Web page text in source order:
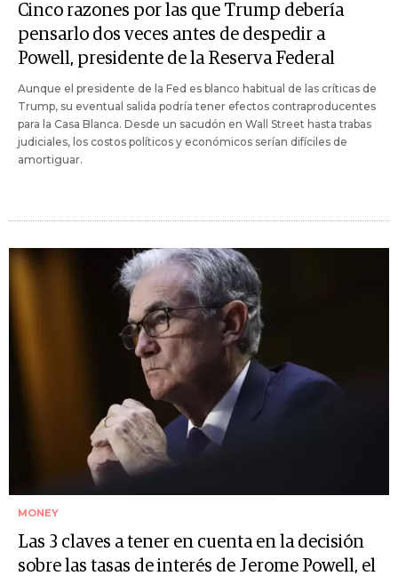
Cinco razones por las que Trump debería
pensarlo dos veces antes de despedir a
Powell, presidente de la Reserva Federal
Aunque el presidente de la Fed es blanco habitual de las críticas de
Trump, su eventual salida podría tener efectos contraproducentes
para la Casa Blanca. Desde un sacudón en Wall Street hasta trabas
judiciales, los costos políticos y económicos serían difíciles de
amortiguar.
MONEY
Las 3 claves a tener en cuenta en la decisión
sobre las tasas de interés de Jerome Powell, el